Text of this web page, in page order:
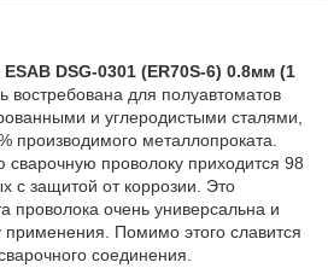
DSG-0301 (ER70S-6) 0.8мм (1
востребована для полуавтоматов
и углеродистыми сталями,
производимого металлопроката.
проволоку приходится 98
с защитой от коррозии. Это
проволока очень универсальна и
Помимо этого славится
соединения.